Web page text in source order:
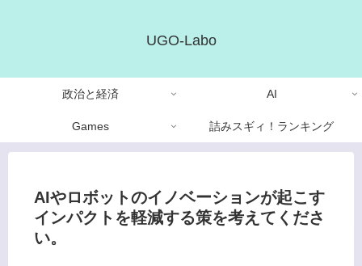
UGO-Labo
政治と経済 AI
Games 詰みスギィ！ランキング
AIやロボットのイノベーションが起こす
インパクトを軽減する策を考えてくださ
い。